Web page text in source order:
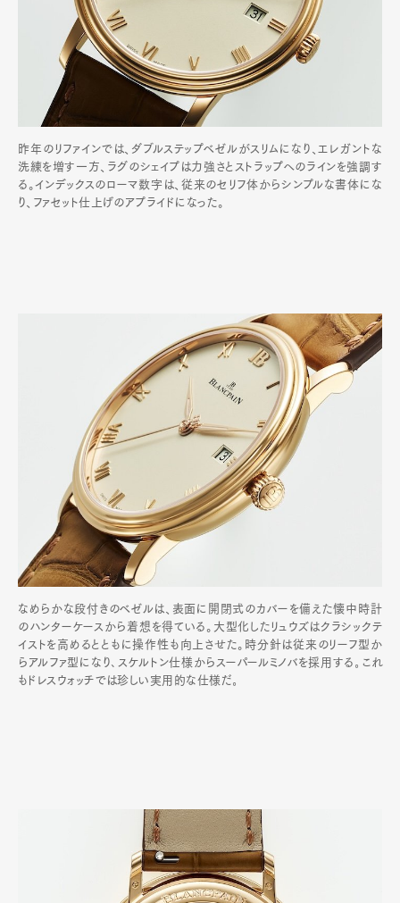
昨年のリファインでは、ダブルステップベゼルがスリムになり、エレガントな
洗練を増す一方、ラグのシェイプは力強さとストラップへのラインを強調す
る。インデックスのローマ数字は、従来のセリフ体からシンプルな書体にな
り、ファセット仕上げのアプライドになった。
なめらかな段付きのベゼルは、表面に開閉式のカバーを備えた懐中時計
のハンターケースから着想を得ている。大型化したリュウズはクラシックテ
イストを高めるとともに操作性も向上させた。時分針は従来のリーフ型か
らアルファ型になり､スケルトン仕様からスーパールミノバを採用する｡これ
もドレスウォッチでは珍しい実用的な仕様だ｡